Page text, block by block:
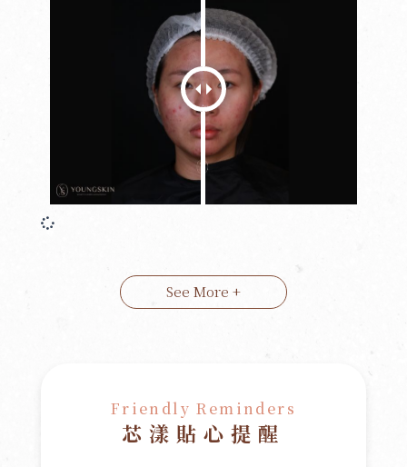
See More +
Friendly Reminders
芯漾貼心提醒